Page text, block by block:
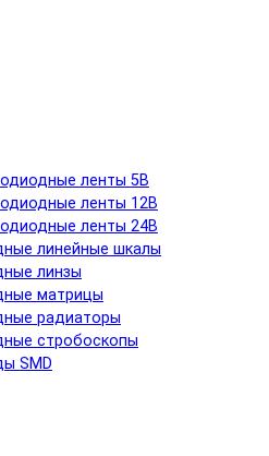
ленты 5В
ленты 12В
ленты 24В
линейные шкалы
линзы
матрицы
радиаторы
стробоскопы
SMD